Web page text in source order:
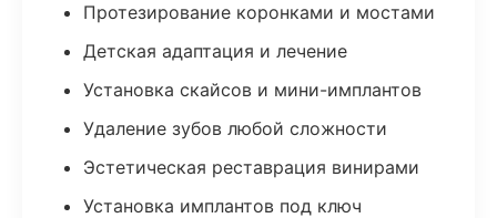
Протезирование коронками и мостами
Детская адаптация и лечение
Установка скайсов и мини-имплантов
Удаление зубов любой сложности
Эстетическая реставрация винирами
Установка имплантов под ключ